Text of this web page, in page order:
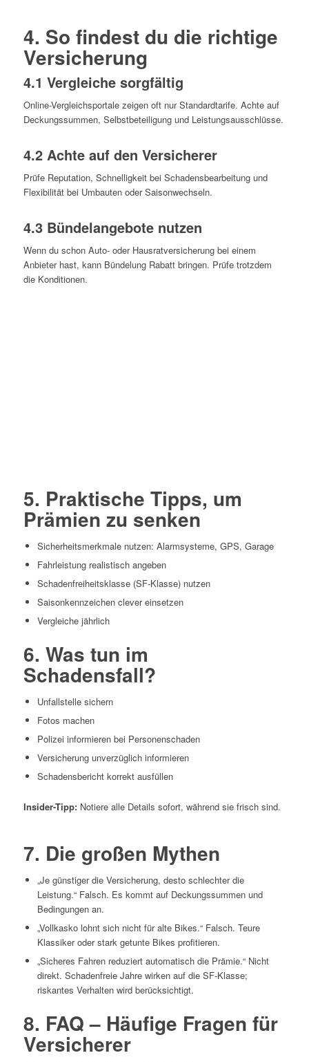
4. So findest du die richtige
Versicherung
4.1 Vergleiche sorgfältig
Online-Vergleichsportale zeigen oft nur Standardtarife. Achte auf
Deckungssummen, Selbstbeteiligung und Leistungsausschlüsse.
4.2 Achte auf den Versicherer
Prüfe Reputation, Schnelligkeit bei Schadensbearbeitung und
Flexibilität bei Umbauten oder Saisonwechseln.
4.3 Bündelangebote nutzen
Wenn du schon Auto- oder Hausratversicherung bei einem
Anbieter hast, kann Bündelung Rabatt bringen. Prüfe trotzdem
die Konditionen.
5. Praktische Tipps, um
Prämien zu senken
Sicherheitsmerkmale nutzen: Alarmsysteme, GPS, Garage
Fahrleistung realistisch angeben
Schadenfreiheitsklasse (SF-Klasse) nutzen
Saisonkennzeichen clever einsetzen
Vergleiche jährlich
6. Was tun im
Schadensfall?
Unfallstelle sichern
Fotos machen
Polizei informieren bei Personenschaden
Versicherung unverzüglich informieren
Schadensbericht korrekt ausfüllen
Insider-Tipp:Notiere alle Details sofort, während sie frisch sind.
7. Die großen Mythen
„Je günstiger die Versicherung, desto schlechter die
Leistung.“ Falsch. Es kommt auf Deckungssummen und
Bedingungen an.
„Vollkasko lohnt sich nicht für alte Bikes.“ Falsch. Teure
Klassiker oder stark getunte Bikes profitieren.
„Sicheres Fahren reduziert automatisch die Prämie.“ Nicht
direkt. Schadenfreie Jahre wirken auf die SF-Klasse;
riskantes Verhalten wird berücksichtigt.
8. FAQ – Häufige Fragen für
Versicherer